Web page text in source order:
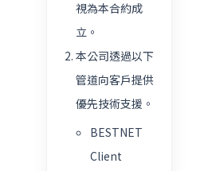
視為本合約成
立。
本公司透過以下
管道向客戶提供
優先技術支援。
BESTNET
Client